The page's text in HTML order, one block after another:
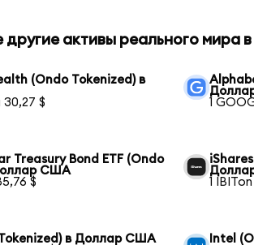
другие активы реального мира в
(Ondo Tokenized) в
30,27 $
1
Treasury Bond ETF (Ondo
США
$
1
Tokenized) в Доллар США
Intel